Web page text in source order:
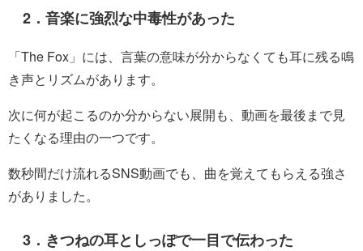
2．音楽に強烈な中毒性があった
「The Fox」には、言葉の意味が分からなくても耳に残る鳴
き声とリズムがあります。
次に何が起こるのか分からない展開も、動画を最後まで見
たくなる理由の一つです。
数秒間だけ流れるSNS動画でも、曲を覚えてもらえる強さ
がありました。
3．きつねの耳としっぽで一目で伝わった